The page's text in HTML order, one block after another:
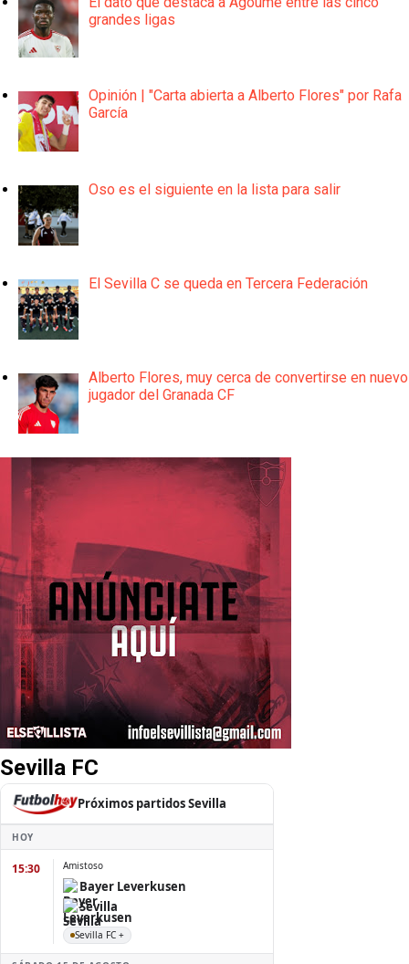
grandes ligas
Opinión | "Carta abierta a Alberto Flores" por Rafa
García
Oso es el siguiente en la lista para salir
El Sevilla C se queda en Tercera Federación
Alberto Flores, muy cerca de convertirse en nuevo
jugador del Granada CF
Sevilla FC